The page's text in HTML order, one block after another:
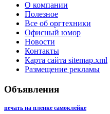
О компании
Полезное
Все об оргтехники
Офисный юмор
Новости
Контакты
Карта сайта sitemap.xml
Размещение рекламы
Объявления
печать на пленке самоклейке